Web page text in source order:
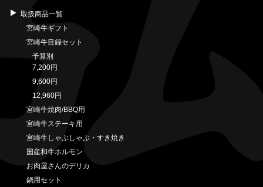
取扱商品一覧
宮崎牛ギフト
宮崎牛目録セット
予算別
7,200円
9,600円
12,960円
宮崎牛焼肉/BBQ用
宮崎牛ステーキ用
宮崎牛しゃぶしゃぶ・すき焼き
国産和牛ホルモン
お肉屋さんのデリカ
鍋用セット